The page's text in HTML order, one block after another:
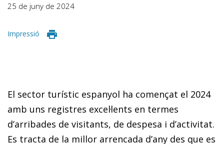
25 de juny de 2024
Impressió
El sector turístic espanyol ha començat el 2024
amb uns registres excel·lents en termes
d’arribades de visitants, de despesa i d’activitat.
Es tracta de la millor arrencada d’any des que es